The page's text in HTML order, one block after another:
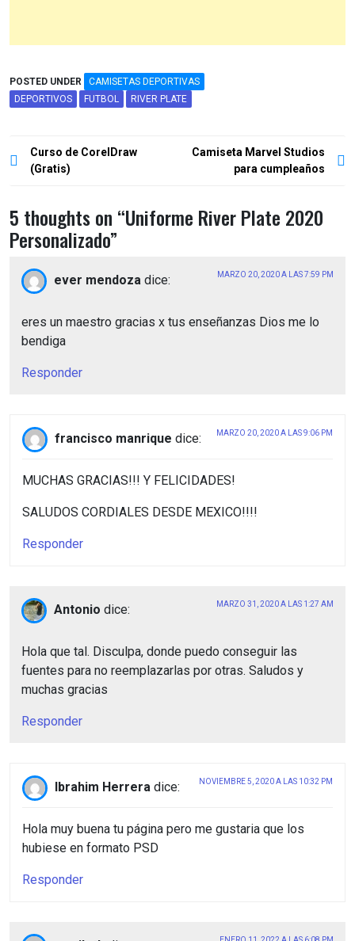
POSTED UNDER
CAMISETAS DEPORTIVAS
DEPORTIVOS
FUTBOL RIVER PLATE
Navegación
Curso de CorelDraw
(Gratis)
Camiseta Marvel Studios
para cumpleaños
5 thoughts on “Uniforme River Plate 2020
Personalizado”
ever mendoza dice: MARZO 20, 2020 A LAS 7:59 PM
eres un maestro gracias x tus enseñanzas Dios me lo
bendiga
Responder
francisco manrique dice: MARZO 20, 2020 A LAS 9:06 PM
MUCHAS GRACIAS!!! Y FELICIDADES!
SALUDOS CORDIALES DESDE MEXICO!!!!
Responder
Antonio dice: MARZO 31, 2020 A LAS 1:27 AM
Hola que tal. Disculpa, donde puedo conseguir las
fuentes para no reemplazarlas por otras. Saludos y
muchas gracias
Responder
Ibrahim Herrera dice: NOVIEMBRE 5, 2020 A LAS 10:32 PM
Hola muy buena tu página pero me gustaria que los
hubiese en formato PSD
Responder